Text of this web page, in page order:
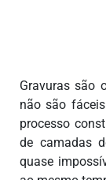
Gravuras são
não são
processo
de camadas
quase